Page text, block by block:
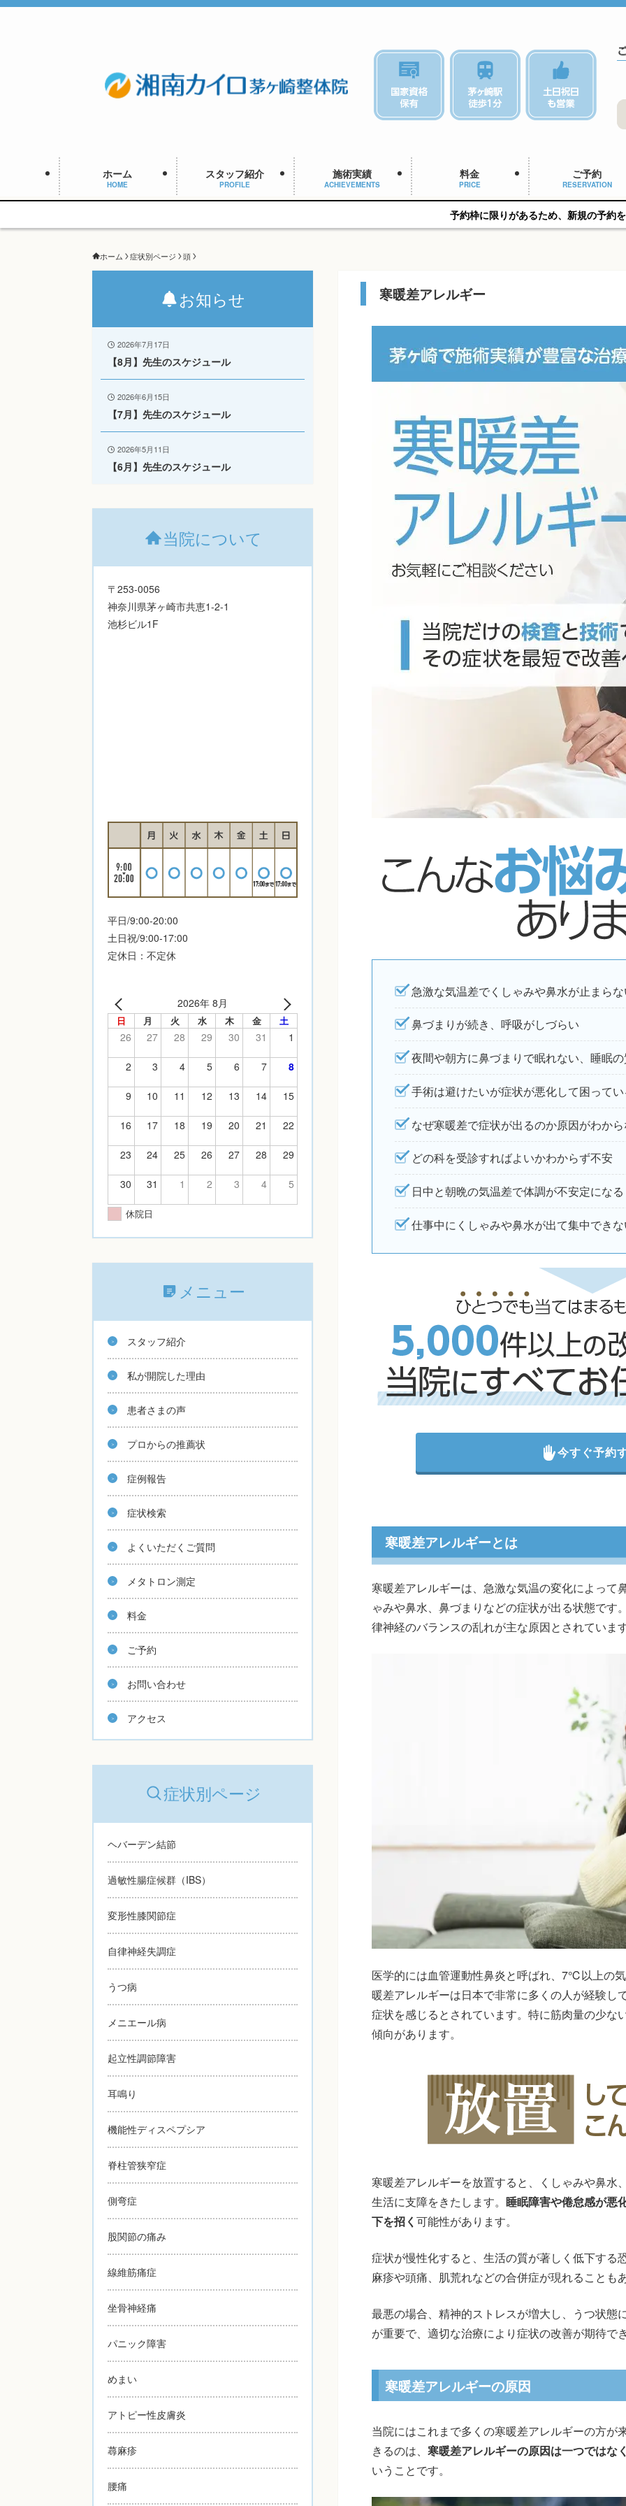
ホーム
HOME
スタッフ紹介
PROFILE
施術実績
ACHIEVEMENTS
料金
PRICE
ご予約
RESERVATION
予約枠に限りがあるため、新規の予約をご希望の方はお早め
ホーム 症状別ページ 頭
寒暖差アレルギー
急激な気温差でくしゃみや鼻水が止まら
鼻づまりが続き、呼吸がしづらい
夜間や朝方に鼻づまりで眠れない、睡眠
手術は避けたいが症状が悪化して困って
なぜ寒暖差で症状が出るのか原因がわか
どの科を受診すればよいかわからず不安
日中と朝晩の気温差で体調が不安定になる
仕事中にくしゃみや鼻水が出て集中でき
今すぐ予約
寒暖差アレルギーとは
寒暖差アレルギーは、急激な気温の変化によって
ゃみや鼻水、鼻づまりなどの症状が出る状態です
律神経のバランスの乱れが主な原因とされていま
医学的には血管運動性鼻炎と呼ばれ、7℃以上の
暖差アレルギーは日本で非常に多くの人が経験し
症状を感じるとされています。特に筋肉量の少な
傾向があります。
寒暖差アレルギーを放置すると、くしゃみや鼻水
生活に支障をきたします。 睡眠障害や倦怠感が悪
下を招く 可能性があります。
症状が慢性化すると、生活の質が著しく低下する
麻疹や頭痛、肌荒れなどの合併症が現れることも
最悪の場合、精神的ストレスが増大し、うつ状態
が重要で、適切な治療により症状の改善が期待で
寒暖差アレルギーの原因
当院にはこれまで多くの寒暖差アレルギーの方が
きるのは、 寒暖差アレルギーの原因は一つではな
いうことです。
お知らせ
2026年7月17日
【8月】先生のスケジュール
2026年6月15日
【7月】先生のスケジュール
2026年5月11日
【6月】先生のスケジュール
当院について
〒253-0056
神奈川県茅ヶ崎市共恵1-2-1
池杉ビル1F
平日/9:00-20:00
土日祝/9:00-17:00
定休日：不定休
2026年 8月
日 月 火 水 木 金 土
26 27 28 29 30 31 1
2 3 4 5 6 7 8
9 10 11 12 13 14 15
16 17 18 19 20 21 22
23 24 25 26 27 28 29
30 31 1 2 3 4 5
休院日
メニュー
スタッフ紹介
私が開院した理由
患者さまの声
プロからの推薦状
症例報告
症状検索
よくいただくご質問
メタトロン測定
料金
ご予約
お問い合わせ
アクセス
症状別ページ
ヘバーデン結節
過敏性腸症候群（IBS）
変形性膝関節症
自律神経失調症
うつ病
メニエール病
起立性調節障害
耳鳴り
機能性ディスペプシア
脊柱管狭窄症
側弯症
股関節の痛み
線維筋痛症
坐骨神経痛
パニック障害
めまい
アトピー性皮膚炎
蕁麻疹
腰痛